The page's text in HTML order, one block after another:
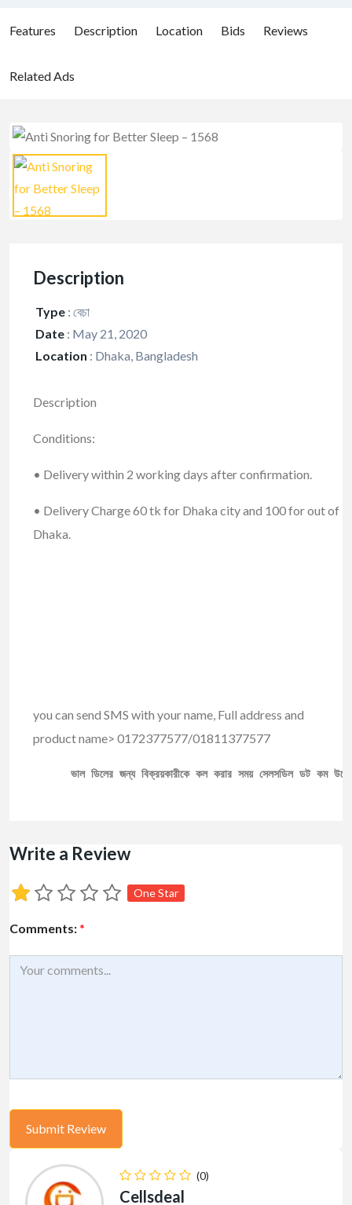
Features Description Location Bids Reviews
Related Ads
Description
Type : বেচা
Date : May 21, 2020
Location : Dhaka, Bangladesh
Description
Conditions:
• Delivery within 2 working days after confirmation.
• Delivery Charge 60 tk for Dhaka city and 100 for out of
Dhaka.
you can send SMS with your name, Full address and
product name> 0172377577/01811377577
ভাল ডিলের জন্য বিক্রয়কারীকে কল করার সময় সেলসডিল ডট কম
Write a Review
One Star
Comments: *
(0)
Cellsdeal